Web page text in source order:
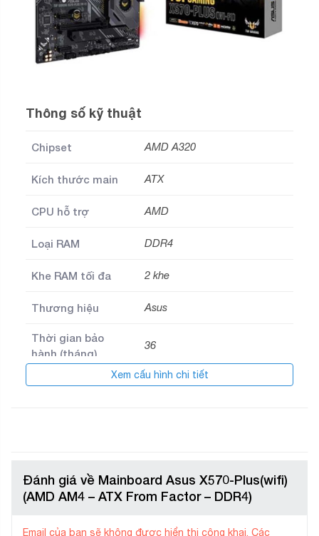
Thông số kỹ thuật
Chipset AMD A320
Kích thước main ATX
CPU hỗ trợ AMD
Loại RAM DDR4
Khe RAM tối đa 2 khe
Thương hiệu Asus
Thời gian bảo
hành (tháng)
36
Xem cấu hình chi tiết
Đánh giá về Mainboard Asus X570-Plus(wifi)
(AMD AM4 – ATX From Factor – DDR4)
Email của bạn sẽ không được hiển thị công khai. Các